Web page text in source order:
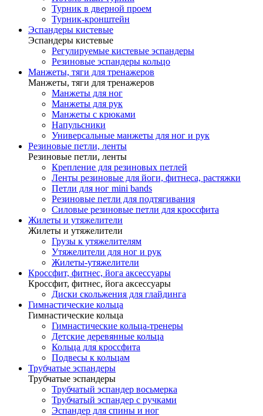
Турник в дверной проем
Турник-кронштейн
Эспандеры кистевые
Эспандеры кистевые
Регулируемые кистевые эспандеры
Резиновые эспандеры кольцо
Манжеты, тяги для тренажеров
Манжеты, тяги для тренажеров
Манжеты для ног
Манжеты для рук
Манжеты с крюками
Напульсники
Универсальные манжеты для ног и рук
Резиновые петли, ленты
Резиновые петли, ленты
Крепление для резиновых петлей
Ленты резиновые для йоги, фитнеса, растяжки
Петли для ног mini bands
Резиновые петли для подтягивания
Силовые резиновые петли для кроссфита
Жилеты и утяжелители
Жилеты и утяжелители
Грузы к утяжелителям
Утяжелители для ног и рук
Жилеты-утяжелители
Кроссфит, фитнес, йога аксессуары
Кроссфит, фитнес, йога аксессуары
Диски скольжения для глайдинга
Гимнастические кольца
Гимнастические кольца
Гимнастические кольца-тренеры
Детские деревянные кольца
Кольца для кроссфита
Подвесы к кольцам
Трубчатые эспандеры
Трубчатые эспандеры
Трубчатый эспандер восьмерка
Трубчатый эспандер с ручками
Эспандер для спины и ног